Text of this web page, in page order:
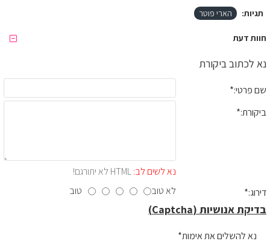
תגיות: הארי פוטר
חוות דעת
נא לכתוב ביקורת
שם פרטי:
ביקורת:
נא לשים לב:
דירוג:
לא טוב טוב
בדיקת אנושיות (Captcha)
נא להשלים את אימות